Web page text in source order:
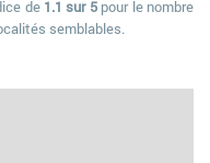
de 1.1 sur 5pour le nombre
semblables.